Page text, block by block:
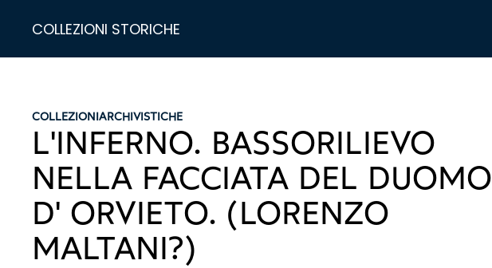
COLLEZIONI STORICHE
COLLEZIONIARCHIVISTICHE
L'INFERNO. BASSORILIEVO
NELLA FACCIATA DEL DUOMO
D' ORVIETO. (LORENZO
MALTANI?)